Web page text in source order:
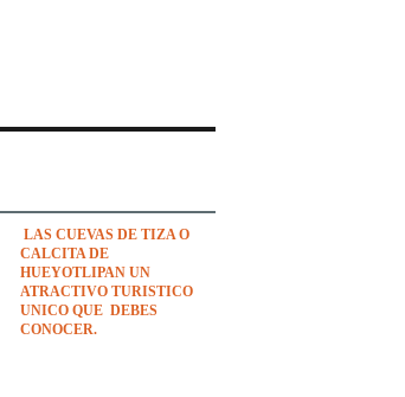
LAS CUEVAS DE TIZA O
CALCITA DE
HUEYOTLIPAN UN
ATRACTIVO TURISTICO
UNICO QUE DEBES
CONOCER.